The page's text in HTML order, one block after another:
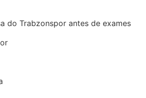
do Trabzonspor antes de exames